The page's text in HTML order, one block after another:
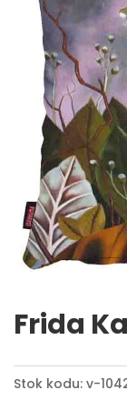
Frida
Stok kodu: v-